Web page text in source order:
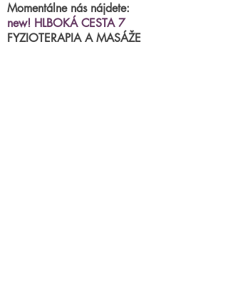
Momentálne nás nájdete:
new! HLBOKÁ CESTA 7
FYZIOTERAPIA A MASÁŽE